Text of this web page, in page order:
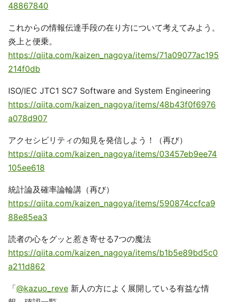
48867840
これからの情報伝達手段の在り方について考えてみよう。
炎上と便乗。
https://qiita.com/kaizen_nagoya/items/71a09077ac195
214f0db
ISO/IEC JTC1 SC7 Software and System Engineering
https://qiita.com/kaizen_nagoya/items/48b43f0f6976
a078d907
アクセシビリティの知見を発信しよう！（再び）
https://qiita.com/kaizen_nagoya/items/03457eb9ee74
105ee618
統計論及確率論輪講（再び）
https://qiita.com/kaizen_nagoya/items/590874ccfca9
88e85ea3
読者の心をグッと惹き寄せる7つの魔法
https://qiita.com/kaizen_nagoya/items/b1b5e89bd5c0
a211d862
「@kazuo_reve 新人の方によく展開している有益な情